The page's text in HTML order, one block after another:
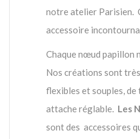
notre atelier Parisien.
accessoire
Chaque nœud papillon
Nos créations sont
flexibles et souples, de
attache réglable. Les
sont des accessoires